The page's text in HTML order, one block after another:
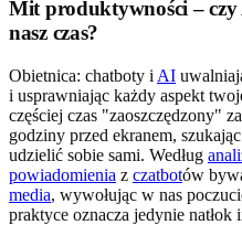
Mit produktywności – czy
nasz czas?
Obietnica: chatboty i AI
i usprawniając każdy aspekt
częściej czas "zaoszczędzony"
godziny przed ekranem,
udzielić sobie sami. Według
powiadomienia z czatbotów
media, wywołując w nas
praktyce oznacza jedynie